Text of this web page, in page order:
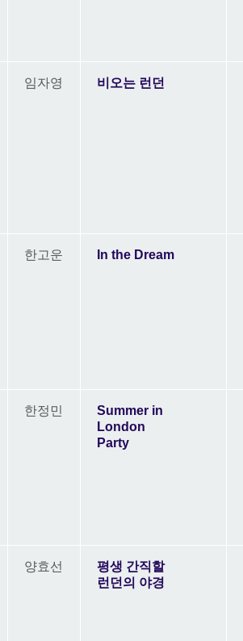
임자영 비오는 런던
한고운 In the Dream
한정민
Summer in
London
Party
양효선
평생 간직할
런던의 야경